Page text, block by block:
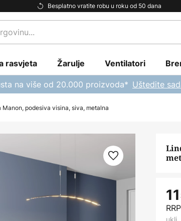
Besplatno vratite robu u roku od 50 dana
rasvjeta Žarulje Ventilatori
na više od 20.000 proizvoda* Uštedite
podesiva visina, siva, metalna
RRP